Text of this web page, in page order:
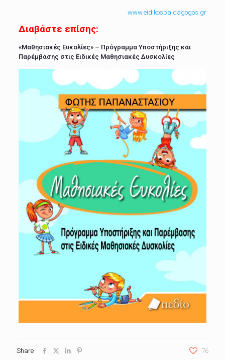
www.eidikospaidagogos.gr
Διαβάστε επίσης:
«Μαθησιακές Ευκολίες» – Πρόγραμμα Υποστήριξης και
Παρέμβασης στις Ειδικές Μαθησιακές Δυσκολίες
Share 76